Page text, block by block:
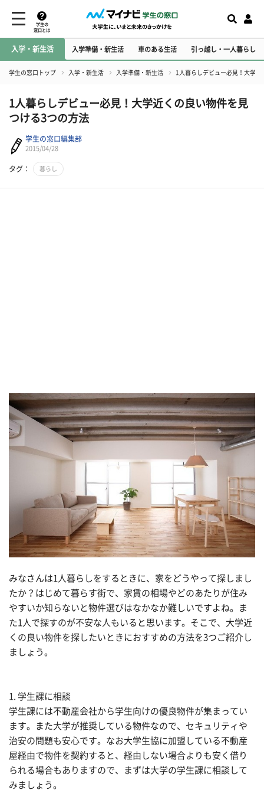
学生の
窓口とは
入学・新生活 入学準備・新生活 車のある生活 引っ越し・一人暮らし
学生の窓口トップ 入学・新生活 入学準備・新生活 1人暮らしデビュー必見！大学
1人暮らしデビュー必見！大学近くの良い物件を見
つける3つの方法
学生の窓口編集部
2015/04/28
タグ： 暮らし
みなさんは1人暮らしをするときに、家をどうやって探しまし
たか？はじめて暮らす街で、家賃の相場やどのあたりが住み
やすいか知らないと物件選びはなかなか難しいですよね。ま
た1人で探すのが不安な人もいると思います。そこで、大学近
くの良い物件を探したいときにおすすめの方法を3つご紹介し
ましょう。
1. 学生課に相談
学生課には不動産会社から学生向けの優良物件が集まってい
ます。また大学が推奨している物件なので、セキュリティや
治安の問題も安心です。なお大学生協に加盟している不動産
屋経由で物件を契約すると、経由しない場合よりも安く借り
られる場合もありますので、まずは大学の学生課に相談して
みましょう。